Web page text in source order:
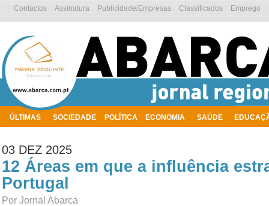
ÚLTIMAS SOCIEDADE POLÍTICA ECONOMIA SAÚDE
Emprego
Classificados
Publicidade/Empresas
Assinatura
Contactos
03 DEZ 2025
12 Áreas em que a influência
Portugal
Por Jornal Abarca